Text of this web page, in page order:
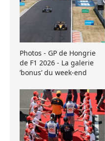
Photos - GP de Hongrie
de F1 2026 - La galerie
’bonus’ du week-end